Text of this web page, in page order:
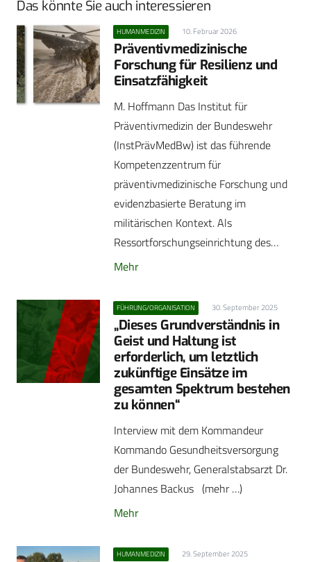
Das könnte Sie auch interessieren
HUMANMEDIZIN 10. Februar 2026
Präventivmedizinische
Forschung für Resilienz und
Einsatzfähigkeit
M. Hoffmann Das Institut für
Präventivmedizin der Bundeswehr
(InstPrävMedBw) ist das führende
Kompetenzzentrum für
präventivmedizinische Forschung und
evidenzbasierte Beratung im
militärischen Kontext. Als
Ressortforschungseinrichtung des…
Mehr
FÜHRUNG/ORGANISATION 30. September 2025
„Dieses Grundverständnis in
Geist und Haltung ist
erforderlich, um letztlich
zukünftige Einsätze im
gesamten Spektrum bestehen
zu können“
Interview mit dem Kommandeur
Kommando Gesundheitsversorgung
der Bundeswehr, Generalstabsarzt Dr.
Johannes Backus (mehr …)
Mehr
HUMANMEDIZIN 29. September 2025